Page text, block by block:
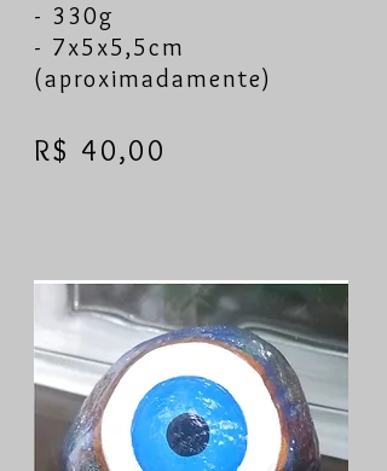
- 330g
- 7x5x5,5cm
(aproximadamente)
R$ 40,00